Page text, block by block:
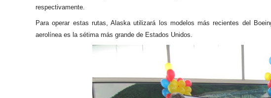
respectivamente.
Para operar estas rutas, Alaska utilizará los modelos más recientes del
aerolínea es la sétima más grande de Estados Unidos.